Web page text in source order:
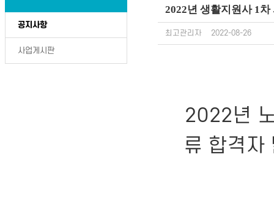
공지사항
사업게시판
2022년 생활지원사 1
최고관리자 2022-08-26
2022년
류 합격자